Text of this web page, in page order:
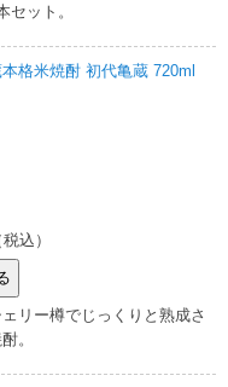
セット。
格米焼酎 初代亀蔵 720ml
込）
リー樽でじっくりと熟成さ
。